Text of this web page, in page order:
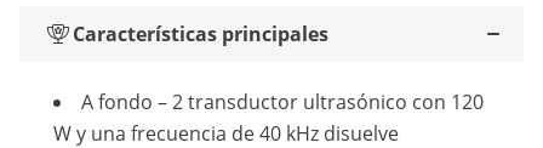
Características principales
A fondo – 2 transductor ultrasónico con 120
W y una frecuencia de 40 kHz disuelve